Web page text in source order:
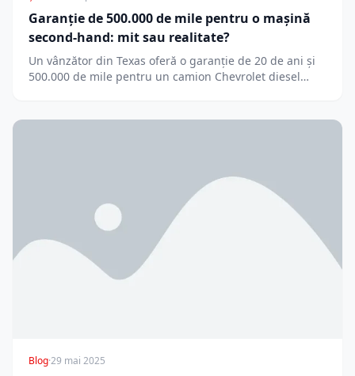
Garanție de 500.000 de mile pentru o mașină
second-hand: mit sau realitate?
Un vânzător din Texas oferă o garanție de 20 de ani și
500.000 de mile pentru un camion Chevrolet diesel…
Blog·29 mai 2025